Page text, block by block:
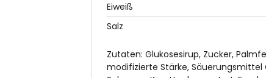
Eiweiß
Salz
Zutaten: Glukosesirup, Zucker,
modifizierte Stärke,